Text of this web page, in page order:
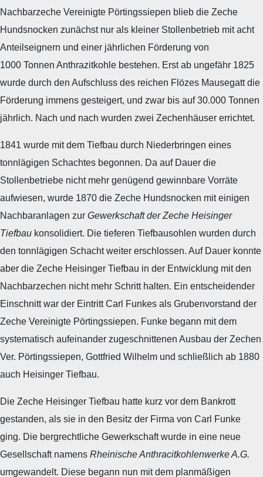
Nachbarzeche Vereinigte Pörtingssiepen blieb die Zeche
Hundsnocken zunächst nur als kleiner Stollenbetrieb mit acht
Anteilseignern und einer jährlichen Förderung von
1000 Tonnen Anthrazitkohle bestehen. Erst ab ungefähr 1825
wurde durch den Aufschluss des reichen Flözes Mausegatt die
Förderung immens gesteigert, und zwar bis auf 30.000 Tonnen
jährlich. Nach und nach wurden zwei Zechenhäuser errichtet.
1841 wurde mit dem Tiefbau durch Niederbringen eines
tonnlägigen Schachtes begonnen. Da auf Dauer die
Stollenbetriebe nicht mehr genügend gewinnbare Vorräte
aufwiesen, wurde 1870 die Zeche Hundsnocken mit einigen
Nachbaranlagen zur Gewerkschaft der Zeche Heisinger
Tiefbau konsolidiert. Die tieferen Tiefbausohlen wurden durch
den tonnlägigen Schacht weiter erschlossen. Auf Dauer konnte
aber die Zeche Heisinger Tiefbau in der Entwicklung mit den
Nachbarzechen nicht mehr Schritt halten. Ein entscheidender
Einschnitt war der Eintritt Carl Funkes als Grubenvorstand der
Zeche Vereinigte Pörtingssiepen. Funke begann mit dem
systematisch aufeinander zugeschnittenen Ausbau der Zechen
Ver. Pörtingssiepen, Gottfried Wilhelm und schließlich ab 1880
auch Heisinger Tiefbau.
Die Zeche Heisinger Tiefbau hatte kurz vor dem Bankrott
gestanden, als sie in den Besitz der Firma von Carl Funke
ging. Die bergrechtliche Gewerkschaft wurde in eine neue
Gesellschaft namens Rheinische Anthracitkohlenwerke A.G.
umgewandelt. Diese begann nun mit dem planmäßigen